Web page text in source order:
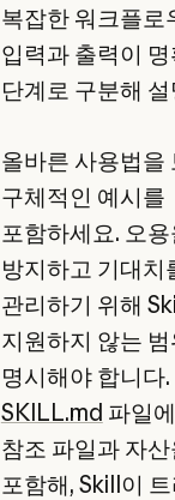
복잡한 워크플로
입력과 출력이
단계로 구분해
올바른 사용법을
구체적인 예시를
포함하세요. 오용
방지하고 기대치
관리하기 위해
지원하지 않는
명시해야 합니다
SKILL.md 파일
참조 파일과 자산
포함해, Skill이